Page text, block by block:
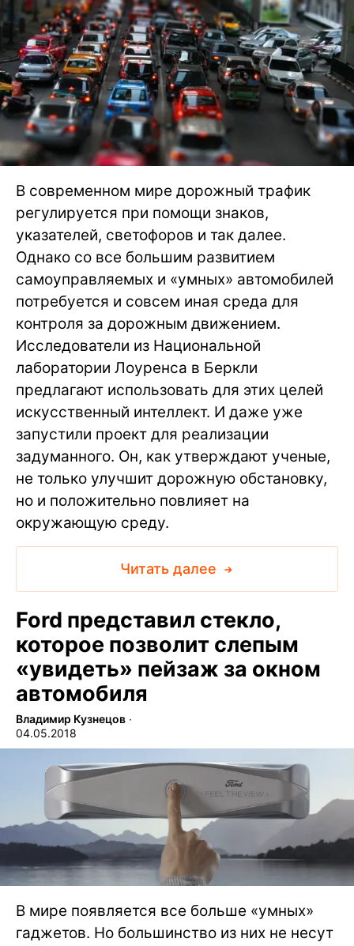
В современном мире дорожный трафик
регулируется при помощи знаков,
указателей, светофоров и так далее.
Однако со все большим развитием
самоуправляемых и «умных» автомобилей
потребуется и совсем иная среда для
контроля за дорожным движением.
Исследователи из Национальной
лаборатории Лоуренса в Беркли
предлагают использовать для этих целей
искусственный интеллект. И даже уже
запустили проект для реализации
задуманного. Он, как утверждают ученые,
не только улучшит дорожную обстановку,
но и положительно повлияет на
окружающую среду.
Читать далее
Ford представил стекло,
которое позволит слепым
«увидеть» пейзаж за окном
автомобиля
Владимир Кузнецов ∙
04.05.2018
В мире появляется все больше «умных»
гаджетов. Но большинство из них не несут